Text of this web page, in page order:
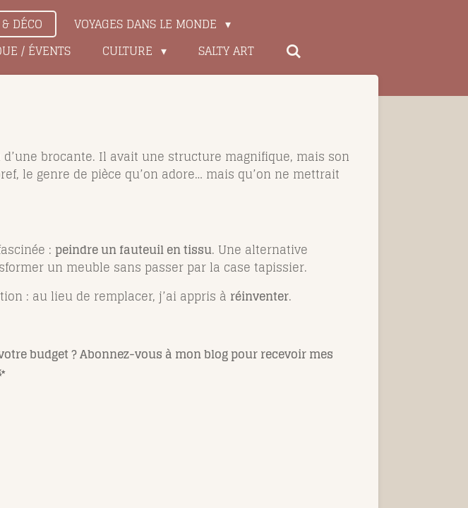
DÉCO
VOYAGES DANS LE MONDE
/ ÉVENTS CULTURE SALTY ART
brocante. Il avait une structure magnifique, mais son
le genre de pièce qu’on adore… mais qu’on ne mettrait
: peindre un fauteuil en tissu. Une alternative
un meuble sans passer par la case tapissier.
: au lieu de remplacer, j’ai appris à réinventer.
budget ? Abonnez-vous à mon blog pour recevoir mes